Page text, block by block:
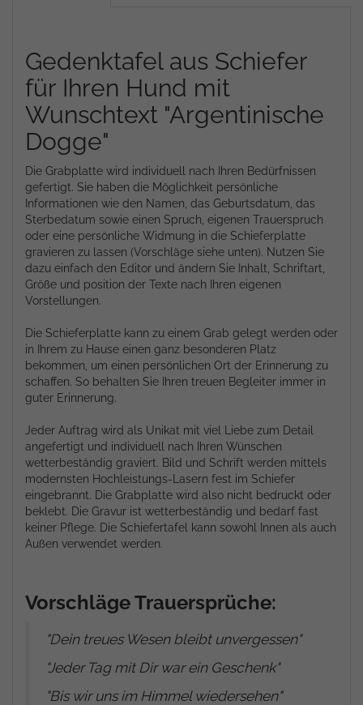
Gedenktafel aus Schiefer
für Ihren Hund mit
Wunschtext "Argentinische
Dogge"
Die Grabplatte wird individuell nach Ihren Bedürfnissen
gefertigt. Sie haben die Möglichkeit persönliche
Informationen wie den Namen, das Geburtsdatum, das
Sterbedatum sowie einen Spruch, eigenen Trauerspruch
oder eine persönliche Widmung in die Schieferplatte
gravieren zu lassen (Vorschläge siehe unten). Nutzen Sie
dazu einfach den Editor und ändern Sie Inhalt, Schriftart,
Größe und position der Texte nach Ihren eigenen
Vorstellungen.
Die Schieferplatte kann zu einem Grab gelegt werden oder
in Ihrem zu Hause einen ganz besonderen Platz
bekommen, um einen persönlichen Ort der Erinnerung zu
schaffen. So behalten Sie Ihren treuen Begleiter immer in
guter Erinnerung.
Jeder Auftrag wird als Unikat mit viel Liebe zum Detail
angefertigt und individuell nach Ihren Wünschen
wetterbeständig graviert. Bild und Schrift werden mittels
modernsten Hochleistungs-Lasern fest im Schiefer
eingebrannt. Die Grabplatte wird also nicht bedruckt oder
beklebt. Die Gravur ist wetterbeständig und bedarf fast
keiner Pflege. Die Schiefertafel kann sowohl Innen als auch
Außen verwendet werden.
Vorschläge Trauersprüche:
"Dein treues Wesen bleibt unvergessen"
Jeder Tag mit Dir war ein Geschenk"
"Bis wir uns im Himmel wiedersehen"